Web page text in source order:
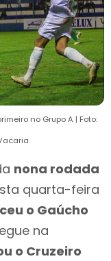
no Grupo A | Foto:
nona rodada
quarta-feira
o Gaúcho
na
o Cruzeiro